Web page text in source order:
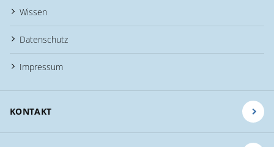
Wissen
Datenschutz
Impressum
KONTAKT